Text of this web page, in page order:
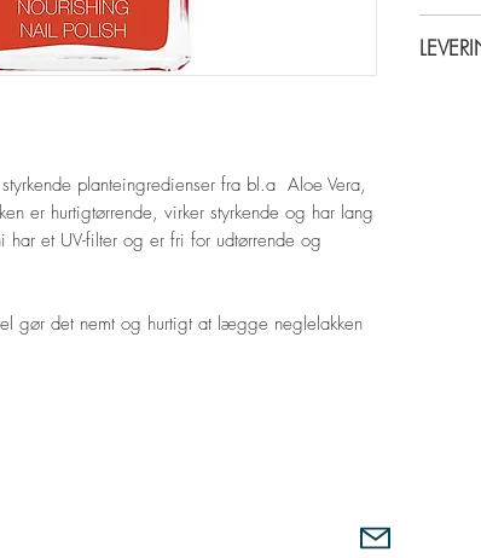
planteingredienser fra bl.a Aloe Vera,
er hurtigtørrende, virker styrkende og har lang
et UV-filter og er fri for udtørrende og
gør det nemt og hurtigt at lægge neglelakken